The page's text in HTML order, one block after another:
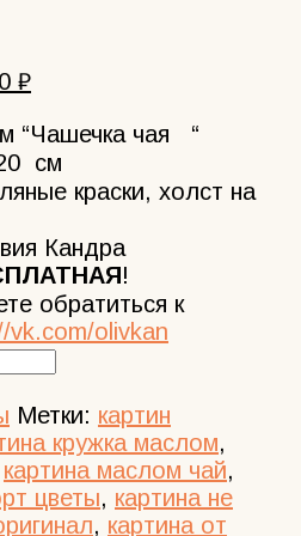
₽.
₽Текущая
2800,00 ₽.
“Чашечка чая “
см
краски, холст на
Кандра
!
обратиться к
vk.com/olivkan
Метки: картин
кружка маслом,
картина маслом чай,
цветы, картина не
, картина от